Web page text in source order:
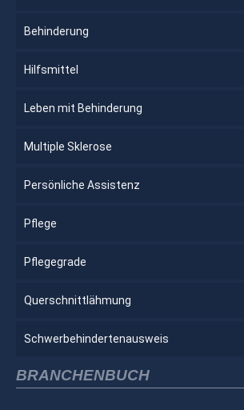
Behinderung
Hilfsmittel
Leben mit Behinderung
Multiple Sklerose
Persönliche Assistenz
Pflege
Pflegegrade
Querschnittlähmung
Schwerbehindertenausweis
BRANCHENBUCH